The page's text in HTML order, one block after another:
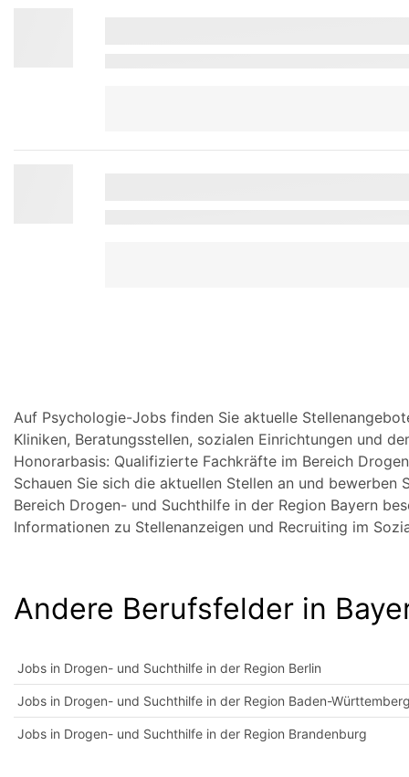
Auf Psychologie-Jobs finden Sie aktuelle
Kliniken, Beratungsstellen, sozialen Einrichtungen und
Honorarbasis: Qualifizierte Fachkräfte im Bereich
Schauen Sie sich die aktuellen Stellen an und
Bereich Drogen- und Suchthilfe in der Region Bayern
Informationen zu Stellenanzeigen und Recruiting im
Andere Berufsfelder in
Jobs in Drogen- und Suchthilfe in der Region Berlin
Jobs in Drogen- und Suchthilfe in der Region Baden-Württemberg
Jobs in Drogen- und Suchthilfe in der Region Brandenburg